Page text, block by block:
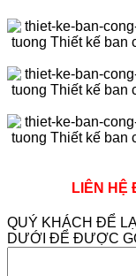
LIÊN HỆ
QUÝ KHÁCH ĐỂ
DƯỚI ĐỂ ĐƯỢC